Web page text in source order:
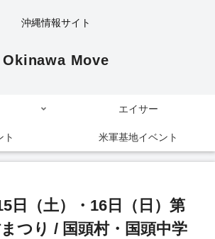
沖縄情報サイト
Okinawa Move
エイサー
ト 米軍基地イベント
日（土）・16日（日）第
つり / 国頭村・国頭中学